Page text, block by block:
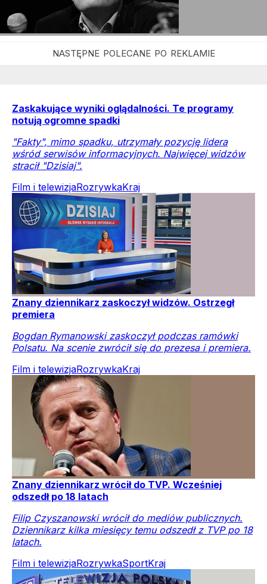
Zaskakujące wyniki oglądalności. Te programy
notują ogromne spadki
"Fakty", mimo spadku, utrzymały pozycję lidera
wśród serwisów informacyjnych. Najwięcej widzów
stracił "Dzisiaj".
Film i telewizjaRozrywkaKraj
Znany dziennikarz zaskoczył widzów. Ostrzegł
premiera
Bogdan Rymanowski zaskoczył podczas ramówki
Polsatu. Na scenie zwrócił się do prezesa i premiera.
Film i telewizjaRozrywkaKraj
Znany dziennikarz wrócił do TVP. Wcześniej
odszedł po 18 latach
Filip Czyszanowski wrócił do mediów publicznych.
Dziennikarz kilka miesięcy temu odszedł z TVP po 18
latach.
Film i telewizjaRozrywkaSportKraj